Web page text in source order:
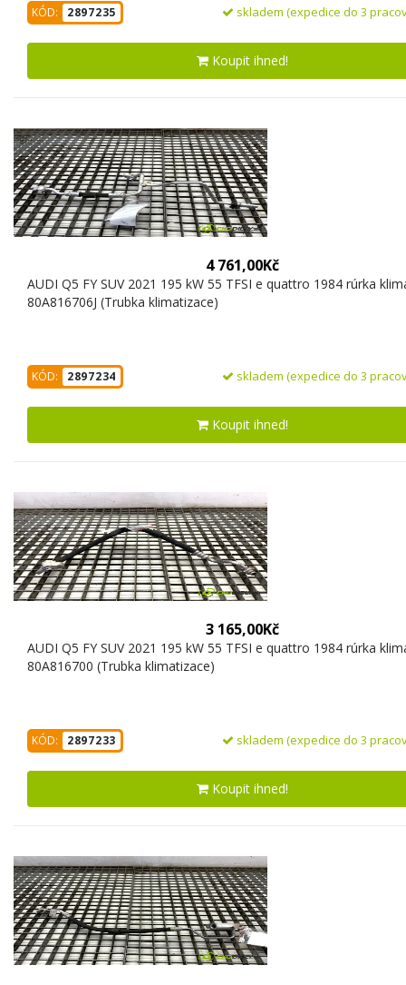
KÓD: 2897235 skladem (expedice do 3
Koupit ihned!
4 761,00Kč
AUDI Q5 FY SUV 2021 195 kW 55 TFSI e quattro 1984 rúrka
80A816706J (Trubka klimatizace)
KÓD: 2897234 skladem (expedice do 3
Koupit ihned!
3 165,00Kč
AUDI Q5 FY SUV 2021 195 kW 55 TFSI e quattro 1984 rúrka
80A816700 (Trubka klimatizace)
KÓD: 2897233 skladem (expedice do 3
Koupit ihned!